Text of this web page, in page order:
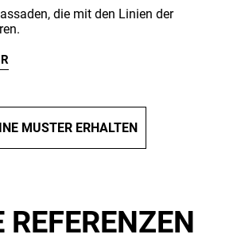
die mit den Linien der
MUSTER ERHALTEN
REFERENZEN